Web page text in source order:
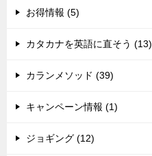
お得情報 (5)
カタカナを英語に直そう (13)
カランメソッド (39)
キャンペーン情報 (1)
ジョギング (12)